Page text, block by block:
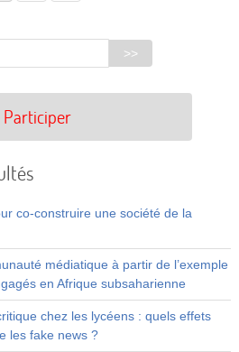
Participer
co-construire une société de la
médiatique à partir de l’exemple
en Afrique subsaharienne
chez les lycéens : quels effets
les fake news ?